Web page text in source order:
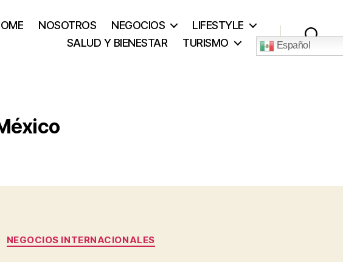
NOSOTROS NEGOCIOS
LIFESTYLE
SALUD Y BIENESTAR
TURISMO EspañolBuscar
NEGOCIOS INTERNACIONALES